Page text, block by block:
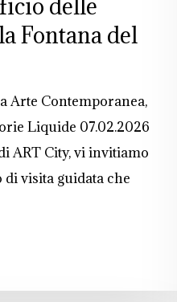
delle
Fontana del
Arte Contemporanea,
Liquide 07.02.2026
ART City, vi invitiamo
visita guidata che